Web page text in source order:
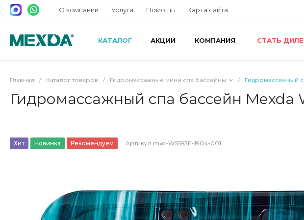
О компании Услуги Помощь Карта сайта
КАТАЛОГ АКЦИИ КОМПАНИЯ СТАТЬ
Главная / Каталог товаров / Гидромассажные мини спа бассейны / Гидромассажный
Гидромассажный спа бассейн Mexda
Хит Новинка Рекомендуем Артикул mxd-WS593E-1904-001